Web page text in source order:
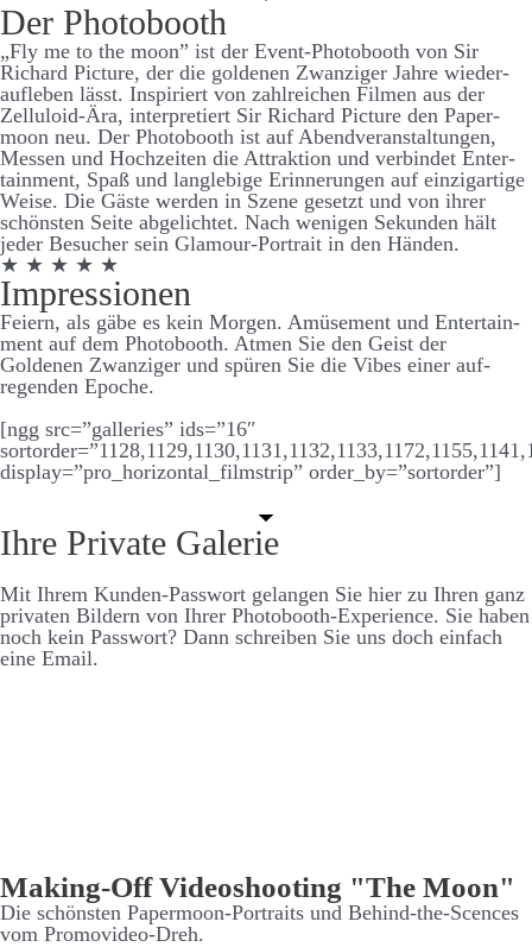
Der Photo­­booth
„Fly me to the moon” ist der Event-Photo­­­­booth von Sir
Richard Picture, der die goldenen Zwanziger Jahre wieder­­­­
auf­­­­leben lässt. Inspiriert von zahl­­­­reichen Filmen aus der
Zelluloid-Ära, inter­­pretiert Sir Richard Picture den Paper­
moon neu. Der Photo­­­­booth ist auf Abend­­­­ver­­­­an­­­­stalt­­­ungen,
Messen und Hoch­­­­zeiten die Attraktion und ver­­­bindet Enter­­­­
tain­­ment, Spaß und lang­­­­leb­ige Er­­­­inner­­­ungen auf einzig­­­artige
Weise. Die Gäste werden in Szene ge­­­­setzt und von ihrer
schönsten Seite ab­­­­ge­­­­lichtet. Nach wenigen Sekunden hält
jeder Be­­­sucher sein Glamour-Portrait in den Händen.
★ ★ ★ ★ ★
Impressionen
Feiern, als gäbe es kein Morgen. Amüsement und Enter­­­tain­­
ment auf dem Photo­­­booth. Atmen Sie den Geist der
Goldenen Zwanziger und spüren Sie die Vibes einer auf­­­
regenden Epoche.
[ngg src=”galleries” ids=”16″
display=”pro_horizontal_filmstrip” order_by=”sortorder”]
Ihre Private Galerie
Mit Ihrem Kunden-Pass­­wort ge­langen Sie hier zu Ihren ganz
privaten Bildern von Ihrer Photo­booth-Experience. Sie haben
noch kein Pass­­wort? Dann schreiben Sie uns doch ein­fach
eine Email.
Making-Off Video­shooting "The Moon"
Die schönsten Paper­moon-Portraits und Behind-the-Scences
vom Promo­video-Dreh.